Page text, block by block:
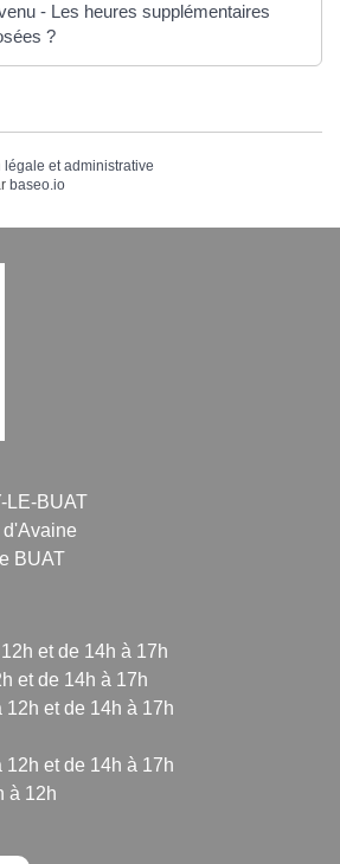
- Les heures supplémentaires
?
et administrative
baseo.io
LE-BUAT
BUAT
et de 14h à 17h
et de 14h à 17h
12h et de 14h à 17h
et de 14h à 17h
à 12h